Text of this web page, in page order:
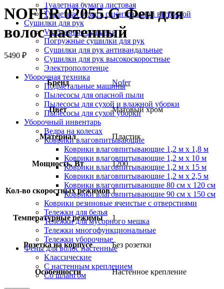
Туалетная бумага листовая
Туалетная бумага с центральной вытяжкой
Сушилки для рук
V-образные сушилки
Погружные сушилки для рук
Сушилки для рук антивандальные
Сушилки для рук высокоскоростные
Электрополотенце
Уборочная техника
Подметальные машины
Пылесосы для опасной пыли
Пылесосы для сухой и влажной уборки
Пылесосы для сухой уборки
Уборочный инвентарь
Ведра на колесах
Коврики влаговпитывающие
Коврики влаговпитывающие 1,2 м х 1,8 м
Коврики влаговпитывающие 1,2 м х 10 м
Коврики влаговпитывающие 1,2 м х 15 м
Коврики влаговпитывающие 1,2 м х 2,5 м
Коврики влаговпитывающие 80 см х 120 см
Коврики влаговпитывающие 90 см х 150 см
Коврики резиновые ячеистые с отверстиями
Тележки для белья
Тележки для мусорного мешка
Тележки многофункциональные
Тележки уборочные
Фены для волос настенные
Классические
С настенным креплением
Со шлангом
NOFER 02055.G Фен для
волос настенный
5490 ₽
Бренд Nofer
Цвет Матовый хром
Материал Пластик
Мощность, Вт 1200
Кол-во скоростных режимов 1
Температурные режимы 1
Розетка на корпусе Без розетки
Особенности Настенное крепление